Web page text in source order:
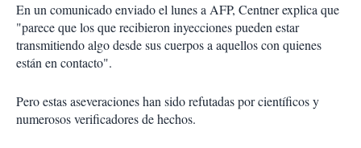
En un comunicado enviado el lunes a AFP, Centner explica que
"parece que los que recibieron inyecciones pueden estar
transmitiendo algo desde sus cuerpos a aquellos con quienes
están en contacto".
Pero estas aseveraciones han sido refutadas por científicos y
numerosos verificadores de hechos.